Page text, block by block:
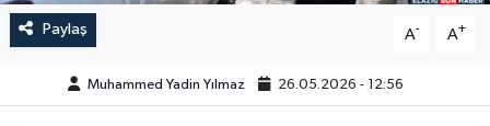
Paylaş A- A+
Muhammed Yadin Yılmaz 26.05.2026 - 12:56
ÖZEL HABER
POLİTİKA